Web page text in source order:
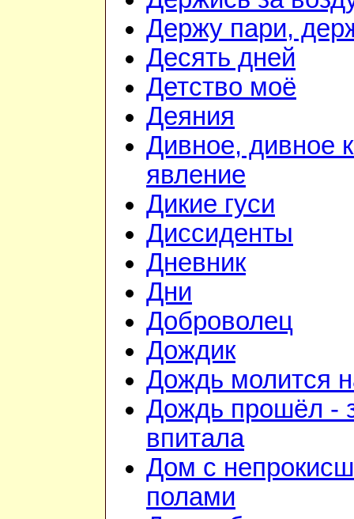
Держу пари,
Десять дней
Детство моё
Деяния
Дивное, дивное
явление
Дикие гуси
Диссиденты
Дневник
Дни
Доброволец
Дождик
Дождь молится
Дождь прошёл -
впитала
Дом с
полами